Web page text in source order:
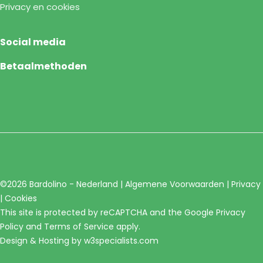
Privacy en cookies
Social media
Betaalmethoden
©2026 Bardolino - Nederland | Algemene Voorwaarden | Privacy
| Cookies
This site is protected by reCAPTCHA and the Google Privacy
Policy and Terms of Service apply.
Design & Hosting by w3specialists.com